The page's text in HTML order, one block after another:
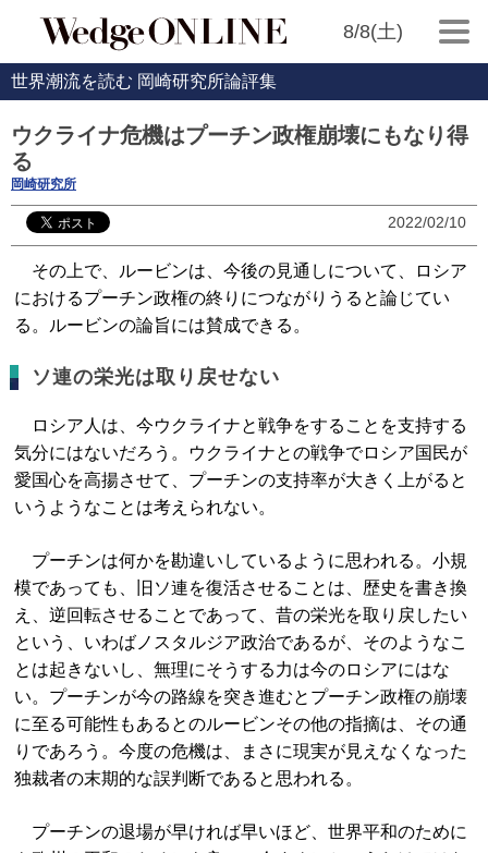
8/8(土)
世界潮流を読む 岡崎研究所論評集
ウクライナ危機はプーチン政権崩壊にもなり得
る
岡崎研究所
2022/02/10
その上で、ルービンは、今後の見通しについて、ロシア
におけるプーチン政権の終りにつながりうると論じてい
る。ルービンの論旨には賛成できる。
ソ連の栄光は取り戻せない
ロシア人は、今ウクライナと戦争をすることを支持する
気分にはないだろう。ウクライナとの戦争でロシア国民が
愛国心を高揚させて、プーチンの支持率が大きく上がると
いうようなことは考えられない。
プーチンは何かを勘違いしているように思われる。小規
模であっても、旧ソ連を復活させることは、歴史を書き換
え、逆回転させることであって、昔の栄光を取り戻したい
という、いわばノスタルジア政治であるが、そのようなこ
とは起きないし、無理にそうする力は今のロシアにはな
い。プーチンが今の路線を突き進むとプーチン政権の崩壊
に至る可能性もあるとのルービンその他の指摘は、その通
りであろう。今度の危機は、まさに現実が見えなくなった
独裁者の末期的な誤判断であると思われる。
プーチンの退場が早ければ早いほど、世界平和のために